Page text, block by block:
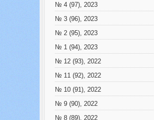
№ 4 (97), 2023
№ 3 (96), 2023
№ 2 (95), 2023
№ 1 (94), 2023
№ 12 (93), 2022
№ 11 (92), 2022
№ 10 (91), 2022
№ 9 (90), 2022
№ 8 (89), 2022